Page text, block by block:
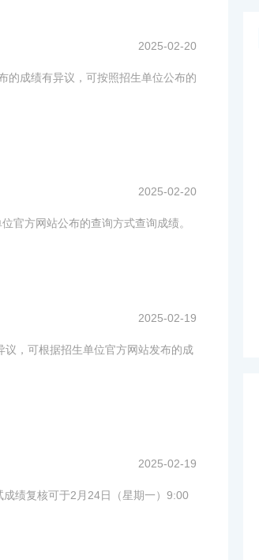
2025-02-20
的成绩有异议，可按照招生单位公布的
2025-02-20
官方网站公布的查询方式查询成绩。
2025-02-19
，可根据招生单位官方网站发布的成
2025-02-19
绩复核可于2月24日（星期一）9:00